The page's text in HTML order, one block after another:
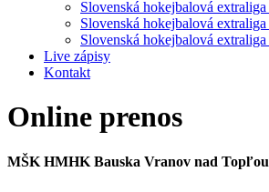
Slovenská hokejbalová
Slovenská hokejbalová
Slovenská hokejbalová
Live zápisy
Kontakt
Online prenos
MŠK HMHK Bauska Vranov nad